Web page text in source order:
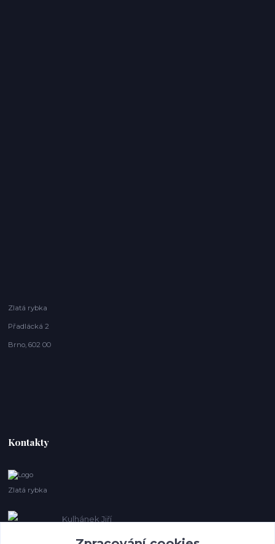
Zlatá rybka
Přadlácká 2
Brno, 602 00
Kontakty
Zlatá rybka
Kulhánek Jiří